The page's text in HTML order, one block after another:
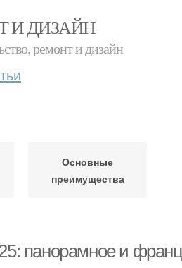
И ДИЗАЙН
ремонт и дизайн
Основные
преимущества
панорамное и